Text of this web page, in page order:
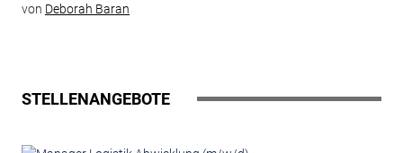
von Deborah Baran
STELLENANGEBOTE